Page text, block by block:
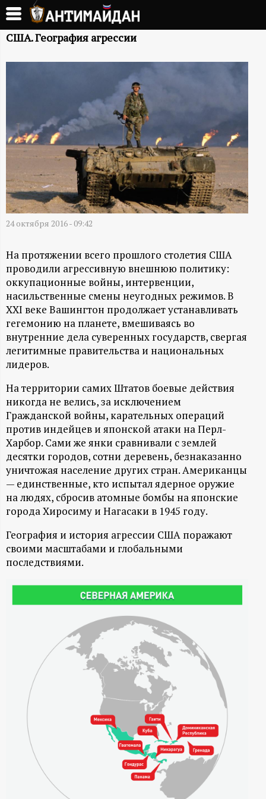
Перейти
основному
А
Н
И
М
А
Й
А
Н
-
и
н
ф
о
р
м
ц
и
о
США. География агрессии
24 октября 2016 - 09:42
На протяжении всего прошлого столетия США
проводили агрессивную внешнюю политику:
оккупационные войны, интервенции,
насильственные смены неугодных режимов. В
XXI веке Вашингтон продолжает устанавливать
гегемонию на планете, вмешиваясь во
внутренние дела суверенных государств, свергая
легитимные правительства и национальных
лидеров.
На территории самих Штатов боевые действия
никогда не велись, за исключением
Гражданской войны, карательных операций
против индейцев и японской атаки на Перл-
Харбор. Сами же янки сравнивали с землей
десятки городов, сотни деревень, безнаказанно
уничтожая население других стран. Американцы
— единственные, кто испытал ядерное оружие
на людях, сбросив атомные бомбы на японские
города Хиросиму и Нагасаки в 1945 году.
География и история агрессии США поражают
своими масштабами и глобальными
последствиями.